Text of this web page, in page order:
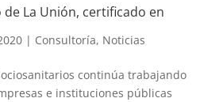
La Unión, certificado en
| Consultoría, Noticias
continúa trabajando
e instituciones públicas